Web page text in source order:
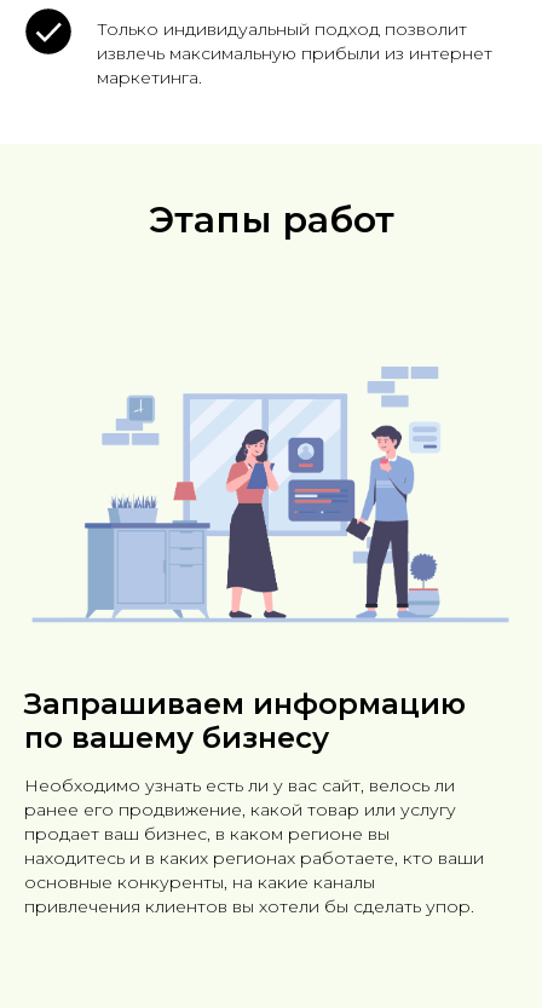
Только индивидуальный подход позволит
извлечь максимальную прибыли из интернет
маркетинга.
Этапы работ
Запрашиваем информацию
по вашему бизнесу
Необходимо узнать есть ли у вас сайт, велось ли
ранее его продвижение, какой товар или услугу
продает ваш бизнес, в каком регионе вы
находитесь и в каких регионах работаете, кто ваши
основные конкуренты, на какие каналы
привлечения клиентов вы хотели бы сделать упор.